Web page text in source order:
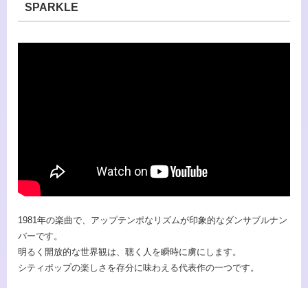
SPARKLE
1981年の楽曲で、アップテンポなリズムが印象的なダンサブルナン
バーです。
明るく開放的な世界観は、聴く人を瞬時に虜にします。
シティポップの楽しさを存分に味わえる代表作の一つです。